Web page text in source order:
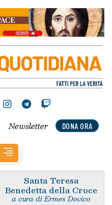
DONA ORA
Newsletter
Santa Teresa
Benedetta della Croce
a cura di Ermes Dovico